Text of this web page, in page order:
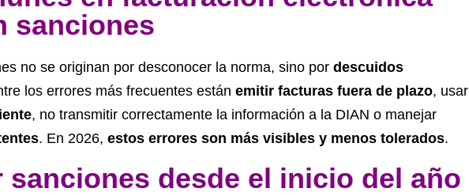
sanciones
no se originan por desconocer la norma, sino por descuidos
los errores más frecuentes están emitir facturas fuera de plazo, usar
, no transmitir correctamente la información a la DIAN o manejar
. En 2026, estos errores son más visibles y menos tolerados.
sanciones desde el inicio del año